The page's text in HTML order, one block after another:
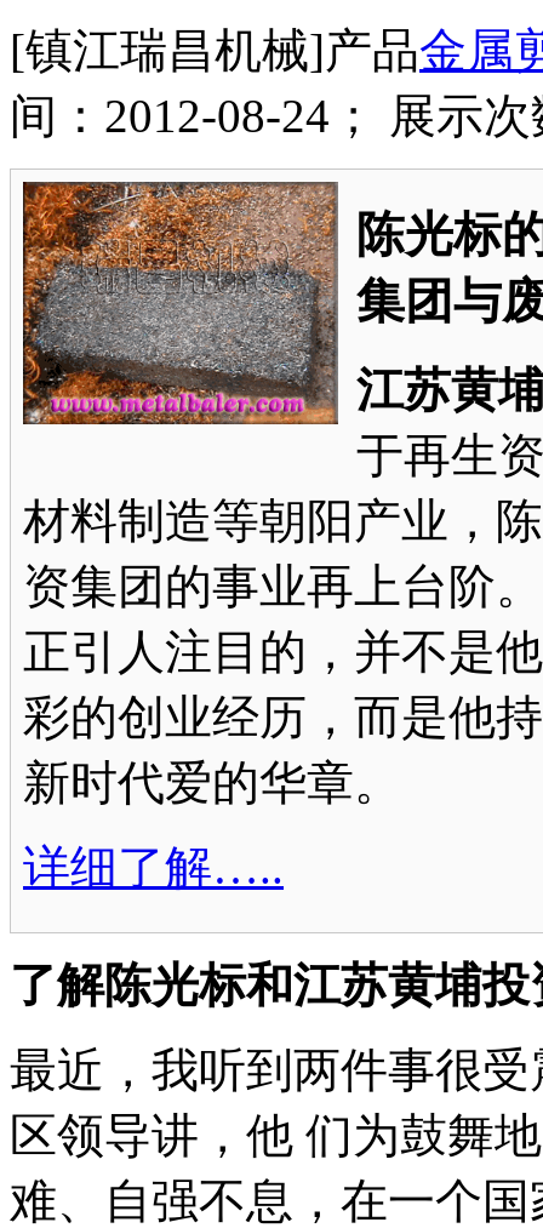
[镇江瑞昌机械]产品金属
间：2012-08-24； 展示
陈光标
集团与
江苏黄
于再生
材料制造等朝阳产业，
资集团的事业再上台阶
正引人注目的，并不是
彩的创业经历，而是他
新时代爱的华章。
详细了解…..
了解陈光标和江苏黄埔
最近，我听到两件事很
区领导讲，他 们为鼓舞
难、自强不息，在一个